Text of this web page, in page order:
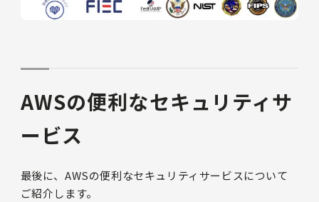
AWSの便利なセキュリティサ
ービス
最後に、AWSの便利なセキュリティサービスについて
ご紹介します。